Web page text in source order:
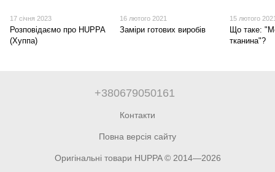
17 січня 2023
Розповідаємо про HUPPA
(Хуппа)
16 лютого 2021
Заміри готових виробів
15 лютого
Що таке:
тканина"?
+380679050161
Контакти
Повна версія сайту
Оригінальні товари HUPPA © 2014—2026